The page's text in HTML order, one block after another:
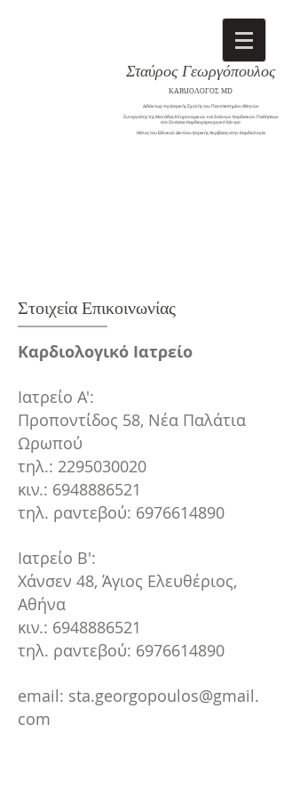
Σταύρος Γεωργόπουλος
ΚΑΡΔΙΟΛΟΓΟΣ MD
Διδάκτωρ της Ιατρικής Σχολής του Πανεπιστημίου Αθηνών
Συνεργάτης της Μονάδας Κληρονομικών και Σπάνιων Καρδιακών Παθήσεων
στο Ωνάσειο Καρδιοχειρουργικό Κέντρο
​Μέλος του Εθνικού Δικτύου Ιατρικής Ακρίβειας στην Καρδιολογία
Στοιχεία Επικοινωνίας
Καρδιολογικό Ιατρείο
Ιατρείο Α':
Προποντίδος 58, Νέα Παλάτια
Ωρωπού
τηλ.: 2295030020
κιν.: 6948886521
τηλ. ραντεβού: 6976614890
Ιατρείο Β':
Χάνσεν 48, Άγιος Ελευθέριος,
Αθήνα
κιν.: 6948886521
τηλ. ραντεβού: 6976614890
email: sta.georgopoulos@gmail.
com